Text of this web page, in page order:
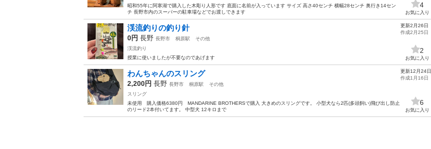
昭和55年に阿寒湖で購入した木彫り人形です 底面に名前が入っています サイズ 高さ40センチ 横幅28センチ 奥行き14セン
チ 長野市内のスーパーの駐車場などでお渡しできます
4
お気に入り
渓流釣りの釣り針
0円 長野 長野市 桐原駅
その他
渓流釣り
授業に使いましたが不要なのであげます
更新2月26日
作成2月25日
2
お気に入り
わんちゃんのスリング
2,200円 長野 長野市 桐原駅
その他
スリング
未使用 購入価格6380円 MANDARINE BROTHERSで購入 大きめのスリングです。 小型犬なら2匹(多頭飼い)飛び出し防止
のリード2本付いてます。 中型犬 12キロまで
更新12月24日
作成1月16日
6
お気に入り